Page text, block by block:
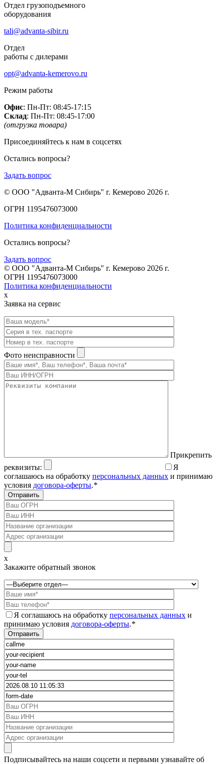
Отдел грузоподъемного
оборудования
tali@advanta-sibir.ru
Отдел
работы с дилерами
opt@advanta-kemerovo.ru
Режим работы
Офис: Пн-Пт: 08:45-17:15
Склад: Пн-Пт: 08:45-17:00
(отгрузка товара)
Присоединяйтесь к нам в соцсетях
Остались вопросы?
Задать вопрос
© ООО "Адванта-М Сибирь" г. Кемерово 2026 г.
ОГРН 1195476073000
Политика конфиденциальности
Остались вопросы?
Задать вопрос
© ООО "Адванта-М Сибирь" г. Кемерово 2026 г.
ОГРН 1195476073000
Политика конфиденциальности
x
Заявка на сервис
Фото неисправности
Прикрепить
реквизиты:
Я
соглашаюсь на обработку персональных данных и принимаю
условия договора-оферты.*
x
Закажите обратный звонок
Я соглашаюсь на обработку персональных данных и
принимаю условия договора-оферты.*
Подписывайтесь на наши соцсети и первыми узнавайте об